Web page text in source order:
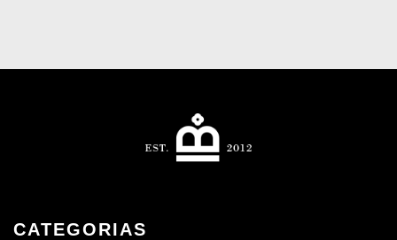
CATEGORIAS